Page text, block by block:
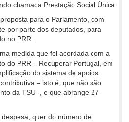
chamada Prestação Social Única.
para o Parlamento, com
por parte dos deputados, para
no PRR.
medida que foi acordada com a
do PRR – Recuperar Portugal, em
do sistema de apoios
– isto é, que não são
da TSU -, e que abrange 27
quer do número de